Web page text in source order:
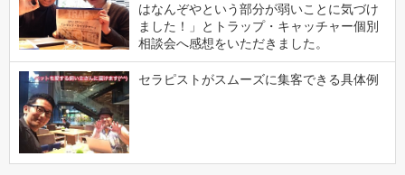
はなんぞやという部分が弱いことに気づけ
ました！」とトラップ・キャッチャー個別
相談会へ感想をいただきました。
セラピストがスムーズに集客できる具体例